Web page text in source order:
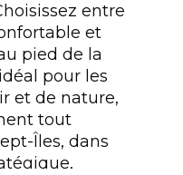
entre
et
pied de la
pour les
et de nature,
tout
Îles, dans